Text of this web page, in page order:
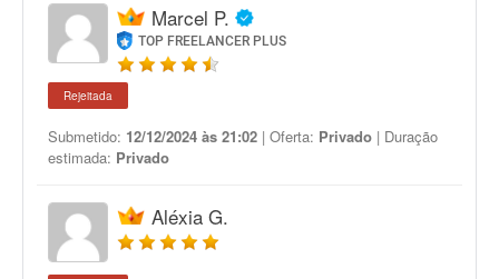
Marcel P.
TOP FREELANCER PLUS
Rejeitada
Submetido: 12/12/2024 às 21:02 | Oferta: Privado | Duração
estimada: Privado
Aléxia G.